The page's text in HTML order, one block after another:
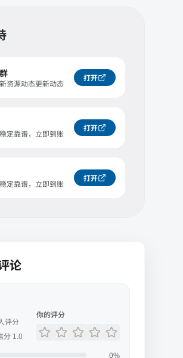
资源动态更新动态
打开
定靠谱，立即到账
打开
定靠谱，立即到账
打开
论
评分
分 1.0
你的评分
0%